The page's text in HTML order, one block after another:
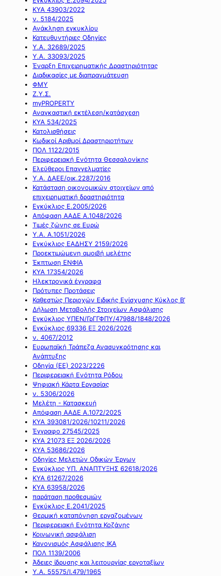
ΚΥΑ 43903/2022
ν. 5184/2025
Ανάκληση εγκυκλίου
Κατευθυντήριες Οδηγίες
Υ.Α. 32689/2025
Υ.Α. 33093/2025
Έναρξη Επιχειρηματικής Δραστηριότητας
Διαδικασίες με διαπραγμάτευση
ΦΜΥ
Ζ.Υ.Σ.
myPROPERTY
Αναγκαστική εκτέλεση/κατάσχεση
ΚΥΑ 534/2025
Κατολισθήσεις
Κωδικοί Αριθμοί Δραστηριοτήτων
ΠΟΛ 1122/2015
Περιφερειακή Ενότητα Θεσσαλονίκης
Ελεύθεροι Επαγγελματίες
Υ.Α. ΔΑΕΕ/οικ.2287/2016
Κατάσταση οικονομικών στοιχείων από
επιχειρηματική δραστηριότητα
Εγκύκλιος Ε.2005/2026
Απόφαση ΑΑΔΕ Α.1048/2026
Τιμές ζώνης σε Ευρώ
Υ.Α. Α.1051/2026
Εγκύκλιος ΕΑΔΗΣΥ 2159/2026
Προεκτιμώμενη αμοιβή μελέτης
Έκπτωση ΕΝΦΙΑ
ΚΥΑ 17354/2026
Ηλεκτρονικά έγγραφα
Πρότυπες Προτάσεις
Καθεστώς Περιοχών Ειδικής Ενίσχυσης Κύκλος Β’
Δήλωση Μεταβολής Στοιχείων Ασφάλισης
Εγκύκλιος ΥΠΕΝ/ΓρΓΓΦΠΥ/47988/1848/2026
Εγκύκλιος 69336 ΕΞ 2026/2026
ν. 4067/2012
Ευρωπαϊκή Τράπεζα Ανασυγκρότησης και
Ανάπτυξης
Οδηγία (ΕΕ) 2023/2226
Περιφερειακή Ενότητα Ρόδου
Ψηφιακή Κάρτα Εργασίας
ν. 5306/2026
Μελέτη - Κατασκευή
Απόφαση ΑΑΔΕ Α.1072/2025
ΚΥΑ 393081/2026/10211/2026
Έγγραφο 27545/2025
ΚΥΑ 21073 ΕΞ 2026/2026
ΚΥΑ 53686/2026
Οδηγίες Μελετών Οδικών Έργων
Εγκύκλιος ΥΠ. ΑΝΑΠΤΥΞΗΣ 62618/2026
ΚΥΑ 61267/2026
ΚΥΑ 63958/2026
παράταση προθεσμιών
Εγκύκλιος Ε.2041/2025
Θερμική καταπόνηση εργαζομένων
Περιφερειακή Ενότητα Κοζάνης
Κοινωνική ασφάλιση
Κανονισμός Ασφάλισης ΙΚΑ
ΠΟΛ 1139/2006
Άδειες ίδρυσης και λειτουργίας εργοταξίων
Υ.Α. 55575/Ι.479/1965